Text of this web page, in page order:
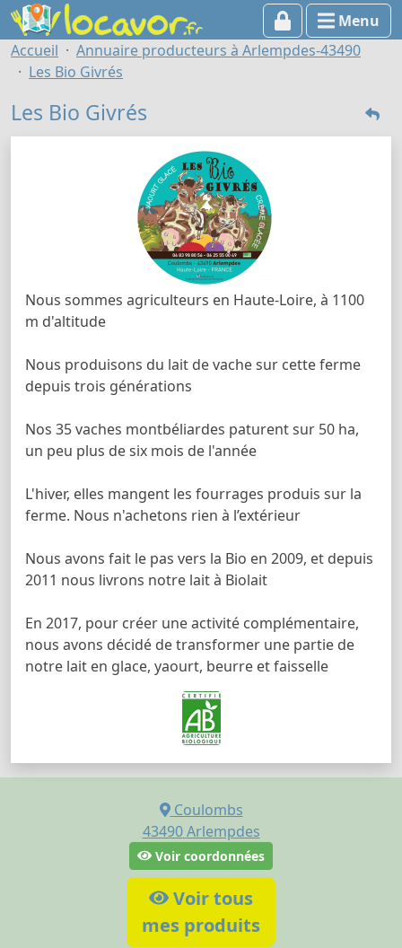
Menu
Accueil
Annuaire producteurs à Arlempdes-43490
Les Bio Givrés
Les Bio Givrés
Nous sommes agriculteurs en Haute-Loire, à 1100
m d'altitude
Nous produisons du lait de vache sur cette ferme
depuis trois générations
Nos 35 vaches montbéliardes paturent sur 50 ha,
un peu plus de six mois de l'année
L'hiver, elles mangent les fourrages produis sur la
ferme. Nous n'achetons rien à l’extérieur
Nous avons fait le pas vers la Bio en 2009, et depuis
2011 nous livrons notre lait à Biolait
En 2017, pour créer une activité complémentaire,
nous avons décidé de transformer une partie de
notre lait en glace, yaourt, beurre et faisselle
Coulombs
43490 Arlempdes
Voir coordonnées
Voir tous
mes produits